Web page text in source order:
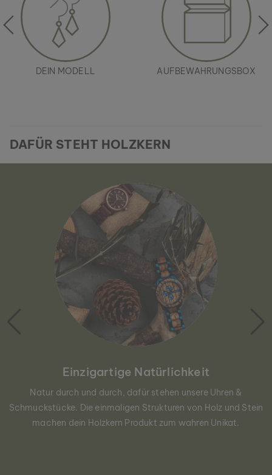
DEIN MODELL AUFBEWAHRUNGSBOX
DAFÜR STEHT HOLZKERN
Einzigartige Natürlichkeit
Natur durch und durch, dafür stehen unsere Uhren &
Schmuckstücke. Die einmaligen Strukturen von Holz und Stein
machen dein Holzkern Produkt zum wahren Unikat.